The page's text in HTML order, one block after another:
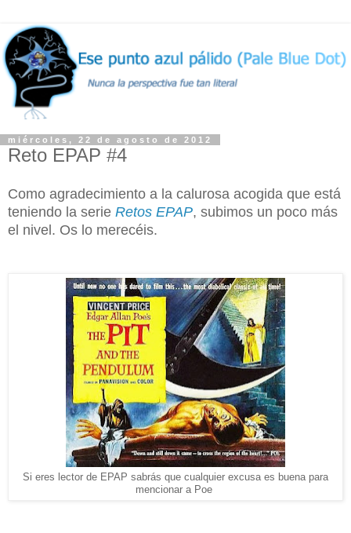
miércoles, 22 de agosto de 2012
Reto EPAP #4
Como agradecimiento a la calurosa acogida que está
teniendo la serie Retos EPAP, subimos un poco más
el nivel. Os lo merecéis.
Si eres lector de EPAP sabrás que cualquier excusa es buena para
mencionar a Poe